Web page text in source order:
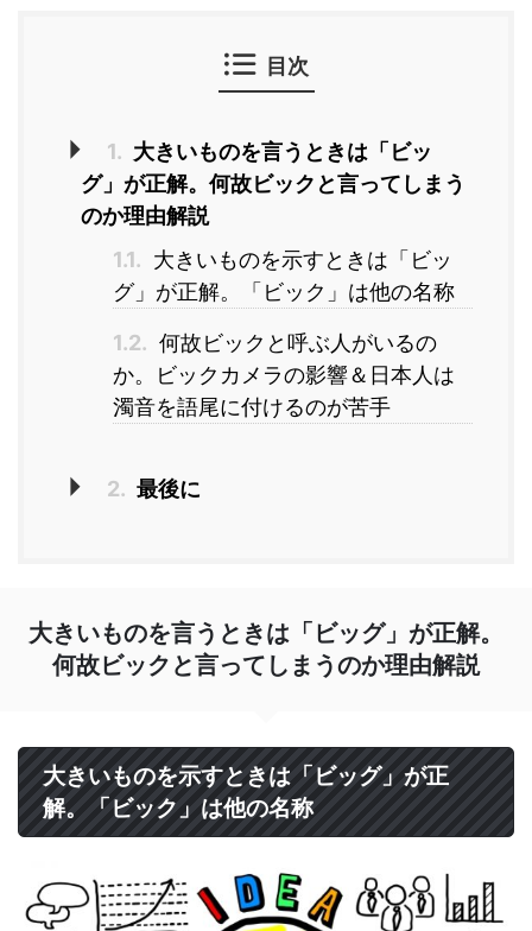
目次
1. 大きいものを言うときは「ビッ
グ」が正解。何故ビックと言ってしまう
のか理由解説
1.1. 大きいものを示すときは「ビッ
グ」が正解。「ビック」は他の名称
1.2. 何故ビックと呼ぶ人がいるの
か。ビックカメラの影響＆日本人は
濁音を語尾に付けるのが苦手
2. 最後に
大きいものを言うときは「ビッグ」が正解。
何故ビックと言ってしまうのか理由解説
大きいものを示すときは「ビッグ」が正
解。「ビック」は他の名称